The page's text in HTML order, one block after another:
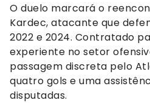
O duelo marcará o
Kardec, atacante que
2022 e 2024. Contratado
experiente no setor
passagem discreta pelo
quatro gols e uma
disputadas.